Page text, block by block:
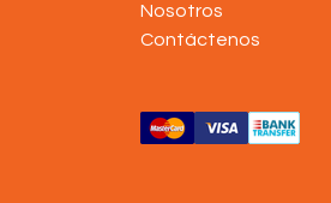
Nosotros
Contáctenos